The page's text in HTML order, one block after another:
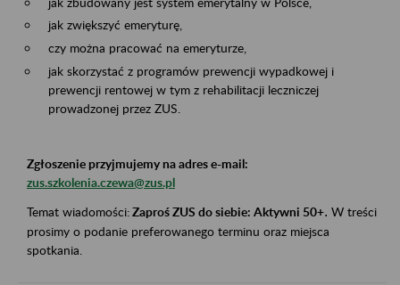
jak zwiększyć emeryturę,
czy można pracować na emeryturze,
jak skorzystać z programów prewencji wypadkowej i
prewencji rentowej w tym z rehabilitacji leczniczej
prowadzonej przez ZUS.
Zgłoszenie przyjmujemy na adres e-mail:
zus.szkolenia.czewa@zus.pl
Temat wiadomości:Zaproś ZUS do siebie: Aktywni 50+. W treści
prosimy o podanie preferowanego terminu oraz miejsca
spotkania.